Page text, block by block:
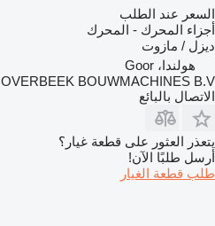
السعر عند الطلب
أجزاء المحرك - المحرك
ديزل / مازوت
هولندا، Goor
OVERBEEK BOUWMACHINES B.V.
الاتصال بالبائع
يتعذر العثور على قطعة غيار؟
أرسل طلبًا الآن!
طلب قطعة الغيار